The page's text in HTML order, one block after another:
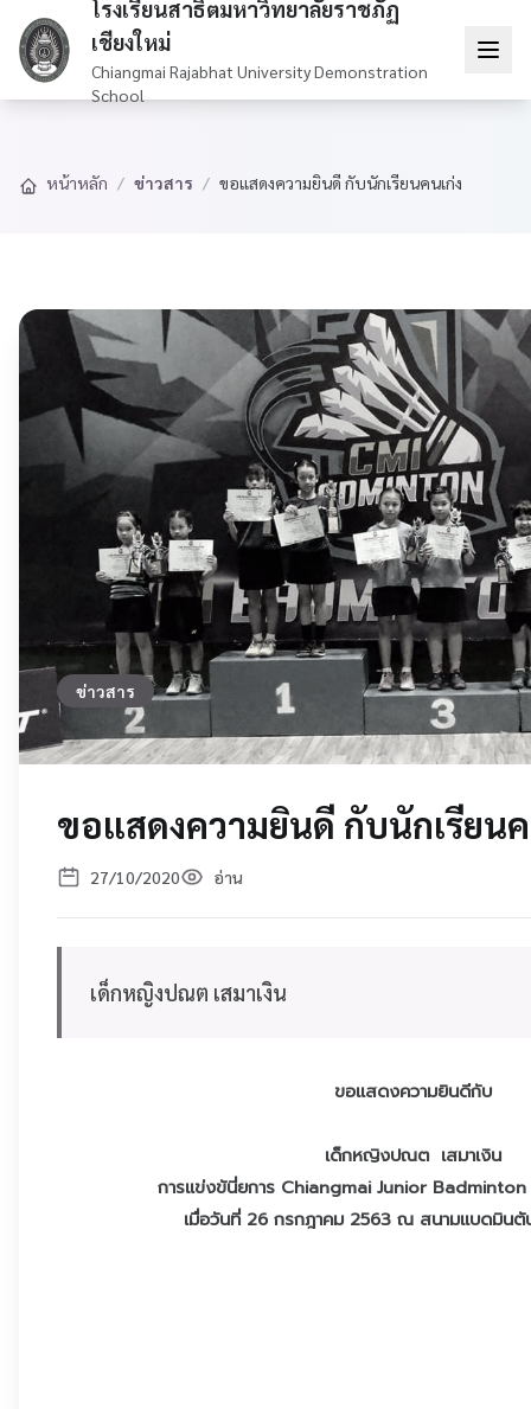
โรงเรียนสาธิตมหาวิทยาลัยราชภัฏ
เชียงใหม่
Chiangmai Rajabhat University Demonstration
School
หน้าหลัก / ข่าวสาร / ขอแสดงความยินดี กับนักเรียนคนเก่ง
ข่าวสาร
ขอแสดงความยินดี กับนักเรียน
27/10/2020 อ่าน
เด็กหญิงปณต เสมาเงิน
ขอแสดงความยินดีกับ​
เด็กหญิงปณต เสมาเงิน
การแข่งขันี่ยการ Chiangmai Junior
เมื่อวันที่ 26 กรกฎาคม 2563 ณ สนามแบดมินตั